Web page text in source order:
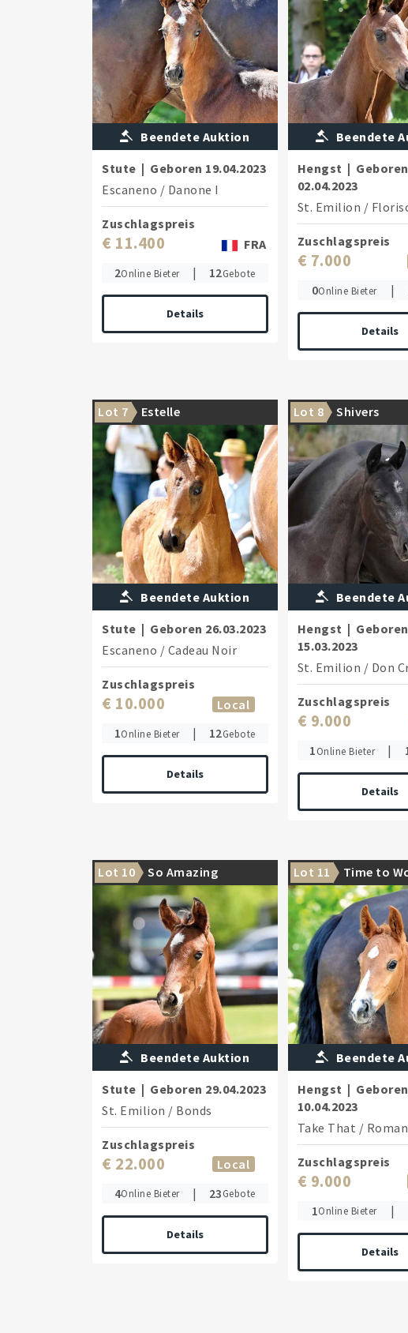
Beendete Auktion
Stute | Geboren 19.04.2023
Escaneno / Danone I
Zuschlagspreis
€ 11.400
FRA
2Online Bieter | 12Gebote
Details
Beendete
Hengst | Geboren
02.04.2023
St. Emilion /
Zuschlagspreis
€ 7.000
0Online Bieter |
Details
Lot 7 Estelle
Beendete Auktion
Stute | Geboren 26.03.2023
Escaneno / Cadeau Noir
Zuschlagspreis
€ 10.000
Local
1Online Bieter | 12Gebote
Details
Lot 8 Shivers
Beendete
Hengst | Geboren
15.03.2023
St. Emilion / Don
Zuschlagspreis
€ 9.000
1Online Bieter |
Details
Lot 10 So Amazing
Beendete Auktion
Stute | Geboren 29.04.2023
St. Emilion / Bonds
Zuschlagspreis
€ 22.000
Local
4Online Bieter | 23Gebote
Details
Lot 11 Time to
Beendete
Hengst | Geboren
10.04.2023
Take That /
Zuschlagspreis
€ 9.000
1Online Bieter |
Details